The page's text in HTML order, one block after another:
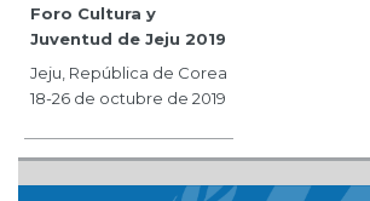
Foro Cultura y
Juventud de Jeju 2019
Jeju, República de Corea
18-26 de octubre de 2019